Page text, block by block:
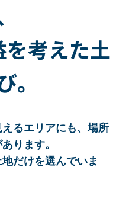
考えた土
。
るエリアにも、場所
ります。
だけを選んでいま